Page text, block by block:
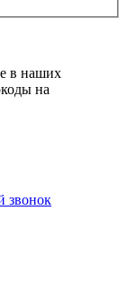
в наших
на
звонок